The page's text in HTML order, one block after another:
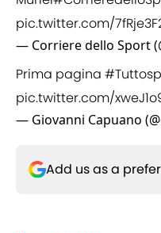
pic.twitter.com/
— Corriere dello Sport
Prima pagina
pic.twitter.com/
— Giovanni Capuano
Add us as a